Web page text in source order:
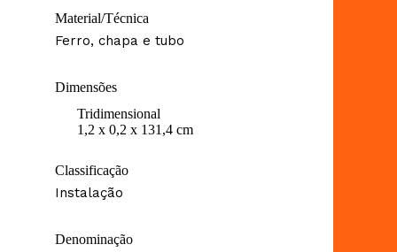
Material/Técnica
Ferro, chapa e tubo
Dimensões
Tridimensional
1,2 x 0,2 x 131,4 cm
Classificação
Instalação
Denominação